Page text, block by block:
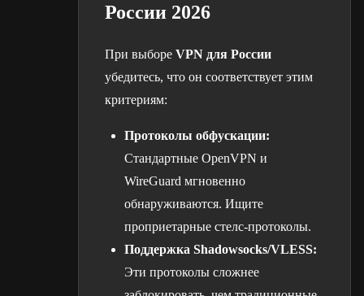
России 2026
При выборе VPN для России
убедитесь, что он соответствует этим
критериям:
Протоколы обфускации:
Стандартные OpenVPN и
WireGuard мгновенно
обнаруживаются. Ищите
проприетарные стелс-протоколы.
Поддержка Shadowsocks/VLESS:
Эти протоколы сложнее